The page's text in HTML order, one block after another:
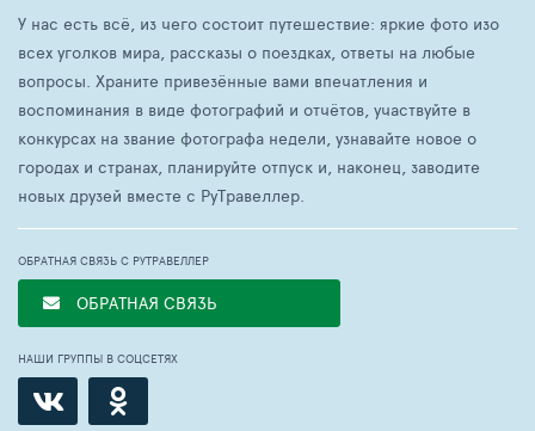
У нас есть всё, из чего состоит путешествие: яркие фото изо
всех уголков мира, рассказы о поездках, ответы на любые
вопросы. Храните привезённые вами впечатления и
воспоминания в виде фотографий и отчётов, участвуйте в
конкурсах на звание фотографа недели, узнавайте новое о
городах и странах, планируйте отпуск и, наконец, заводите
новых друзей вместе с РуТравеллер.
ОБРАТНАЯ СВЯЗЬ С РУТРАВЕЛЛЕР
ОБРАТНАЯ СВЯЗЬ
НАШИ ГРУППЫ В СОЦСЕТЯХ